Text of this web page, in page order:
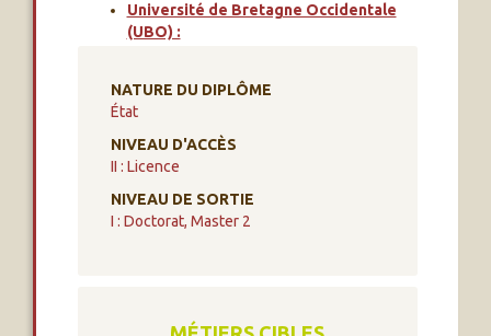
Université de Bretagne Occidentale
(UBO) :
NATURE DU DIPLÔME
État
NIVEAU D'ACCÈS
II : Licence
NIVEAU DE SORTIE
I : Doctorat, Master 2